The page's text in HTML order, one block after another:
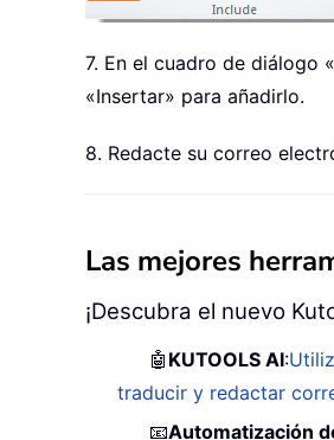
7. En el cuadro de diálogo
«Insertar» para añadirlo.
8. Redacte su correo
Las mejores
¡Descubra el nuevo
🤖 KUTOOLS AI:
traducir y redactar
📧Automatización